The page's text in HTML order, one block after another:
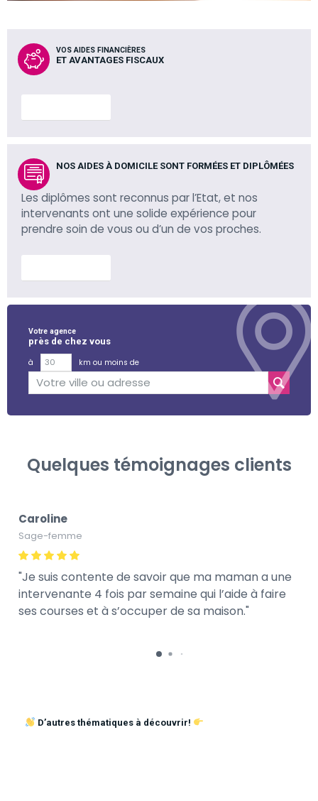
VOS AIDES FINANCIÈRES
ET AVANTAGES FISCAUX
NOS AIDES À DOMICILE SONT FORMÉES ET DIPLÔMÉES
Les diplômes sont reconnus par l’Etat, et nos
intervenants ont une solide expérience pour
prendre soin de vous ou d’un de vos proches.
Votre agence
près de chez vous
à
km ou moins de
Quelques témoignages clients
Caroline
Sage-femme
Je suis contente de savoir que ma maman a une
intervenante 4 fois par semaine qui l’aide à faire
ses courses et à s’occuper de sa maison.
D’autres thématiques à découvrir!